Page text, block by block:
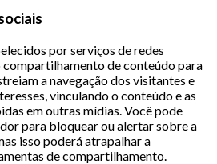
por serviços de redes
de conteúdo para
a navegação dos visitantes e
vinculando o conteúdo e as
em outras mídias. Você pode
para bloquear ou alertar sobre a
isso poderá atrapalhar a
de compartilhamento.